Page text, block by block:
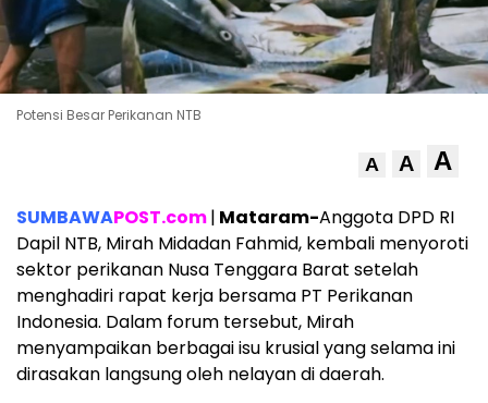
Potensi Besar Perikanan NTB
A A A
SUMBAWAPOST.com| Mataram-Anggota DPD RI
Dapil NTB, Mirah Midadan Fahmid, kembali menyoroti
sektor perikanan Nusa Tenggara Barat setelah
menghadiri rapat kerja bersama PT Perikanan
Indonesia. Dalam forum tersebut, Mirah
menyampaikan berbagai isu krusial yang selama ini
dirasakan langsung oleh nelayan di daerah.